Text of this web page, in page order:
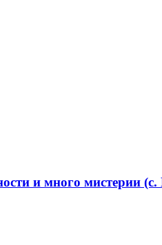
и много мистерии (с.